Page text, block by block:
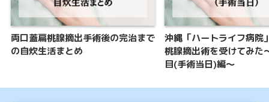
両口蓋扁桃腺摘出手術後の完治まで
の自炊生活まとめ
沖縄「ハートライフ病院
桃腺摘出術を受けてみた
目(手術当日)編〜